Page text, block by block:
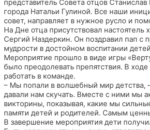
представитель Совета отцов
города Натальи Гулиной. Все наши
совет, направляет в нужное русло и
На Дне отца присутствовал настоятель
Сергий Наздеркин. Он поздравил пап с
мудрости в достойном воспитании
Мероприятие прошло в виде игры
было преодолевать препятствия. В
работать в команде.
– Мы попали в волшебный мир детства,
давали нам скучать. Вместе с ними мы
викторины, показывая, какие мы
памяти детей и родителей. Самым
В завершение мероприятия дети